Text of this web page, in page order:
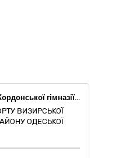
Капітальний ремонт підвалу Кордонської гімназії (захисної споруди цивільного захисту (найпростіше укриття)) за адресою: Україна, Одеська область, Одеський район, с. Кордон, вул. Шкільна, 3
ВИЗИРСЬКОЇ
ОДЕСЬКОЇ